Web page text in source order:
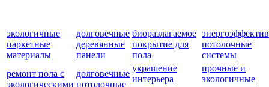
экологичные
паркетные
материалы
долговечные
деревянные
панели
биоразлагаемое
покрытие для
пола
потолочные
системы
ремонт пола с
экологическими
долговечные
потолочные
украшение
интерьера
прочные и
экологичные